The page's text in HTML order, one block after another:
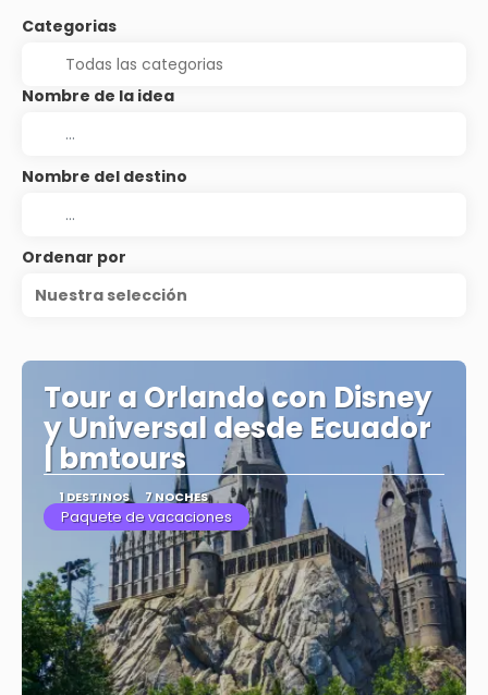
Categorias
Nombre de la idea
Nombre del destino
Ordenar por
Nuestra selección
Tour a Orlando con Disney
y Universal desde Ecuador
| bmtours
1 DESTINOS 7 NOCHES
Paquete de vacaciones